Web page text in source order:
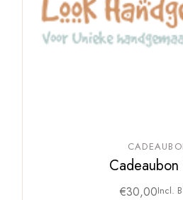
€30,00Incl.